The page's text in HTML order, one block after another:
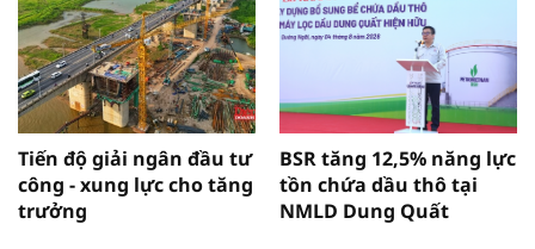
Tiến độ giải ngân đầu tư
công - xung lực cho tăng
trưởng
BSR tăng 12,5% năng lực
tồn chứa dầu thô tại
NMLD Dung Quất